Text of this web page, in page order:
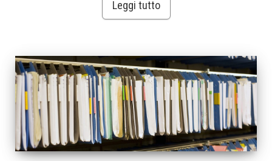
Leggi tutto